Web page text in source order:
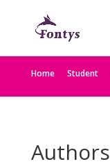
Home Student
Authors